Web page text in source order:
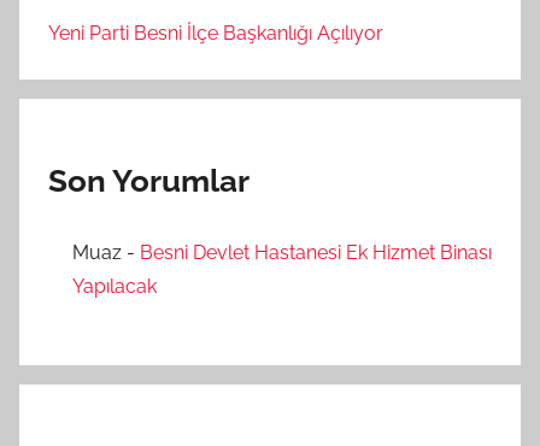
Yeni Parti Besni İlçe Başkanlığı Açılıyor
Son Yorumlar
Muaz - Besni Devlet Hastanesi Ek Hizmet Binası
Yapılacak